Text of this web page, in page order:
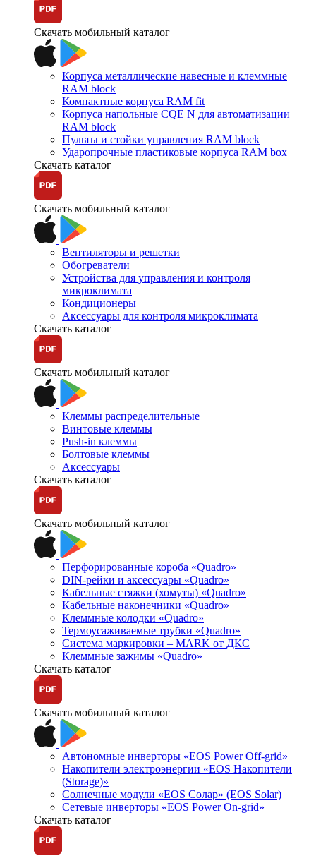
Скачать мобильный каталог
Корпуса металлические навесные и клеммные
RAM block
Компактные корпуса RAM fit
Корпуса напольные CQE N для автоматизации
RAM block
Пульты и стойки управления RAM block
Ударопрочные пластиковые корпуса RAM box
Скачать каталог
Скачать мобильный каталог
Вентиляторы и решетки
Обогреватели
Устройства для управления и контроля
микроклимата
Кондиционеры
Аксессуары для контроля микроклимата
Скачать каталог
Скачать мобильный каталог
Клеммы распределительные
Винтовые клеммы
Push-in клеммы
Болтовые клеммы
Аксессуары
Скачать каталог
Скачать мобильный каталог
Перфорированные короба «Quadro»
DIN-рейки и аксессуары «Quadro»
Кабельные стяжки (хомуты) «Quadro»
Кабельные наконечники «Quadro»
Клеммные колодки «Quadro»
Термоусаживаемые трубки «Quadro»
Система маркировки – MARK от ДКС
Клеммные зажимы «Quadro»
Скачать каталог
Скачать мобильный каталог
Автономные инверторы «EOS Power Off-grid»
Накопители электроэнергии «EOS Накопители
(Storage)»
Солнечные модули «EOS Солар» (EOS Solar)
Сетевые инверторы «EOS Power On-grid»
Скачать каталог